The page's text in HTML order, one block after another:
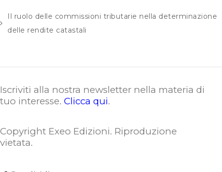
Il ruolo delle commissioni tributarie nella determinazione
delle rendite catastali
Iscriviti alla nostra newsletter nella materia di
tuo interesse. Clicca qui.
Copyright Exeo Edizioni. Riproduzione
vietata.